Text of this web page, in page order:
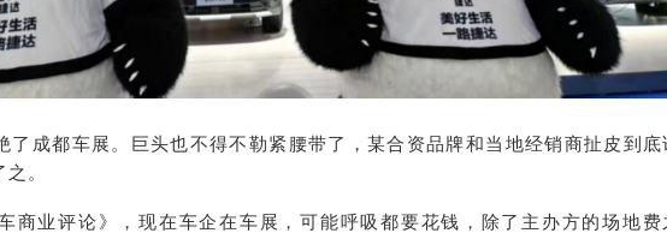
了成都车展。巨头也不得不勒紧腰带了，某合资品牌和当地经销商扯皮到底
。
商业评论》，现在车企在车展，可能呼吸都要花钱，除了主办方的场地费